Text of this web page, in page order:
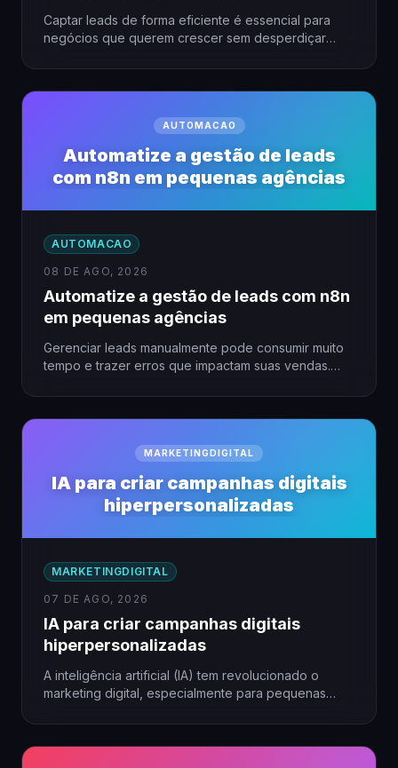
Captar leads de forma eficiente é essencial para
negócios que querem crescer sem desperdiçar
AUTOMACAO
Automatize a gestão de leads
com n8n em pequenas agências
AUTOMACAO
08 DE AGO, 2026
Automatize a gestão de leads com n8n
em pequenas agências
Gerenciar leads manualmente pode consumir muito
tempo e trazer erros que impactam suas vendas.
MARKETINGDIGITAL
IA para criar campanhas digitais
hiperpersonalizadas
MARKETINGDIGITAL
07 DE AGO, 2026
IA para criar campanhas digitais
hiperpersonalizadas
A inteligência artificial (IA) tem revolucionado o
marketing digital, especialmente para pequenas